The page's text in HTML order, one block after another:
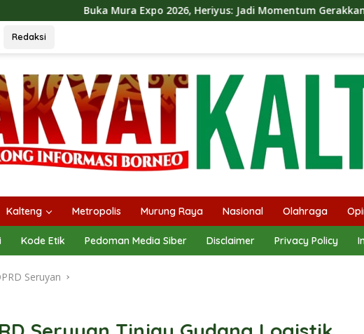
Expo 2026, Heriyus: Jadi Momentum Gerakkan Ekonomi Kerakyatan
Redaksi
Kalteng Metropolis Murung Raya Nasional Olahraga
Kode Etik Pedoman Media Siber Disclaimer Privacy Policy
Seruyan